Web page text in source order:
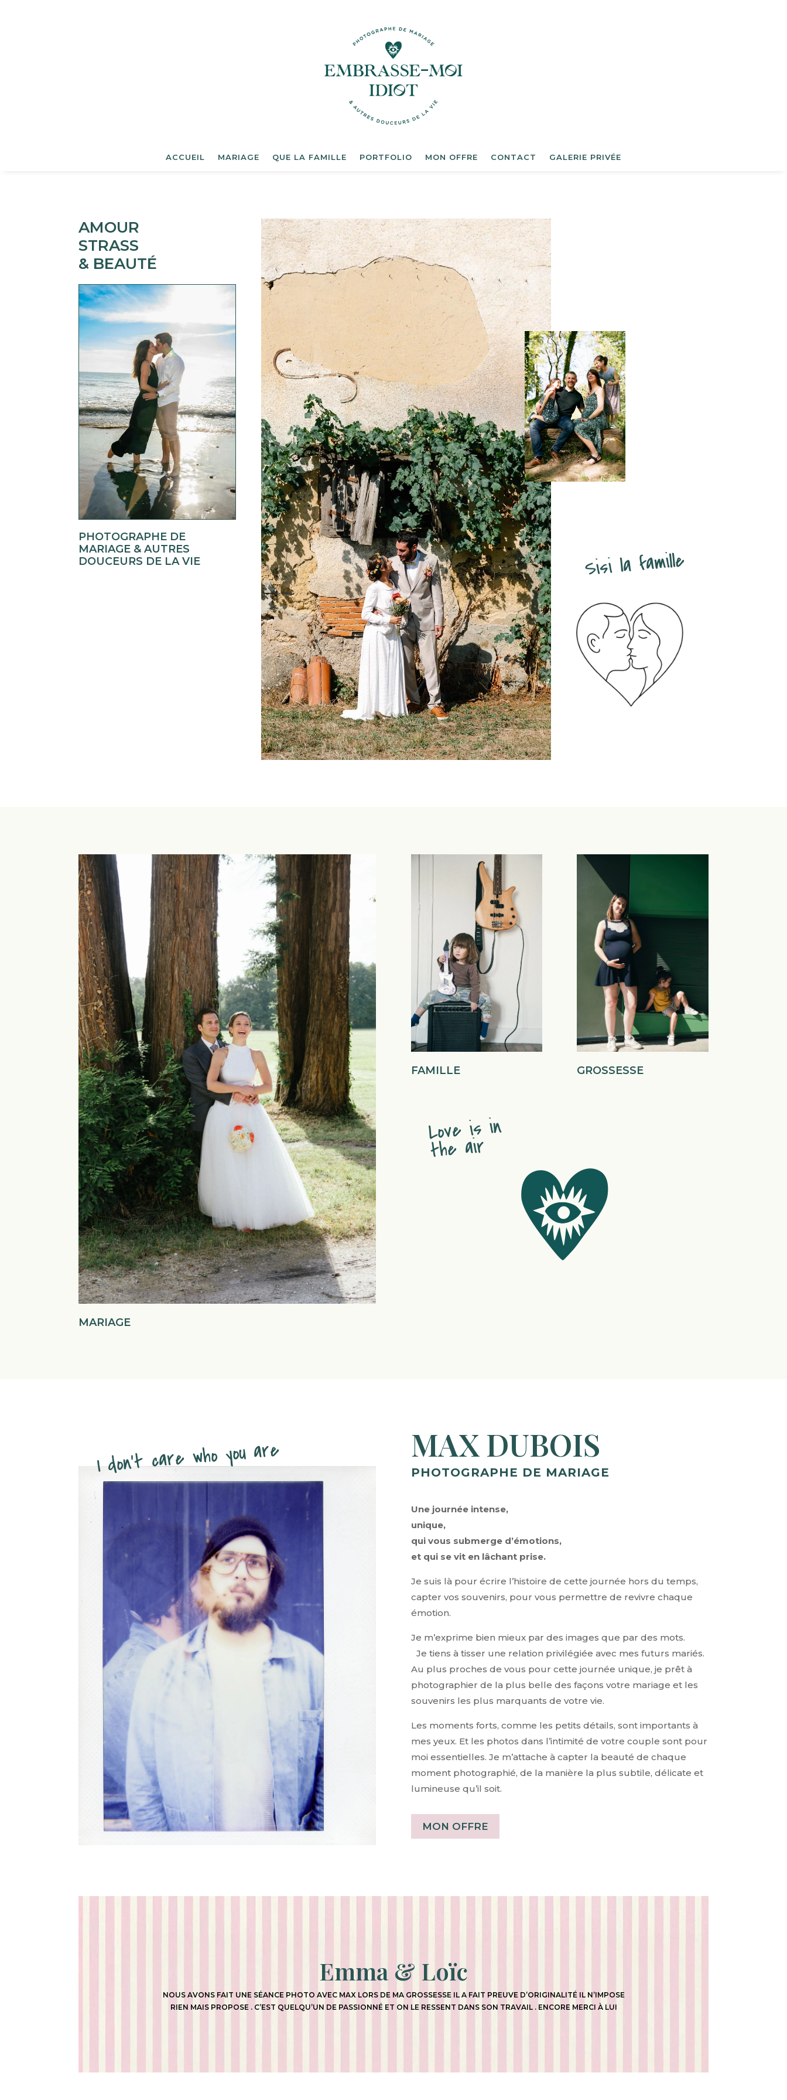
ACCUEIL MARIAGE QUE LA FAMILLE PORTFOLIO MON OFFRE CONTACT GALERIE PRIVÉE
AMOUR
STRASS
& BEAUTÉ
PHOTOGRAPHE DE
MARIAGE & AUTRES
DOUCEURS DE LA VIE
Sisi la famille
MARIAGE
FAMILLE
Love is in
the air
GROSSESSE
I don’t care who you are MAX DUBOIS
PHOTOGRAPHE DE MARIAGE
Une journée intense,
unique,
qui vous submerge d’émotions,
et qui se vit en lâchant prise.
Je suis là pour écrire l’histoire de cette journée hors du temps,
capter vos souvenirs, pour vous permettre de revivre chaque
émotion.
Je m’exprime bien mieux par des images que par des mots.
Je tiens à tisser une relation privilégiée avec mes futurs mariés.
Au plus proches de vous pour cette journée unique, je prêt à
photographier de la plus belle des façons votre mariage et les
souvenirs les plus marquants de votre vie.
Les moments forts, comme les petits détails, sont importants à
mes yeux. Et les photos dans l’intimité de votre couple sont pour
moi essentielles. Je m’attache à capter la beauté de chaque
moment photographié, de la manière la plus subtile, délicate et
lumineuse qu’il soit.
MON OFFRE
Emma & Loïc
NOUS AVONS FAIT UNE SÉANCE PHOTO AVEC MAX LORS DE MA GROSSESSE IL A FAIT PREUVE D’ORIGINALITÉ IL N’IMPOSE
RIEN MAIS PROPOSE . C’EST QUELQU’UN DE PASSIONNÉ ET ON LE RESSENT DANS SON TRAVAIL . ENCORE MERCI À LUI